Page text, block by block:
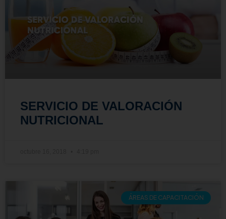
SERVICIO DE VALORACIÓN
NUTRICIONAL
ÁREAS DE CAPACITACIÓN